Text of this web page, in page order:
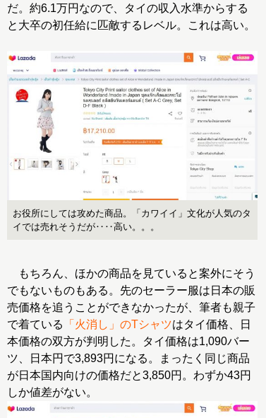
だ。約6.1万円なので、タイの収入水準からする
と大卒の初任給に匹敵するレベル。これは高い。
お役所にしては攻めた商品。「カワイイ」文化が人気のタ
イでは売れそうだが‥‥高い。。。
もちろん、ほかの商品を見ていると案外にそう
でもないものもある。先のセーラー服は日本の販
売価格を追うことができなかったが、筆者も親子
で着ている
「火消し」のTシャツはタイ価格、日
本価格の双方が判明した。タイ価格は1,090バー
ツ、日本円で3,893円になる。まったく同じ商品
が日本国内向けの価格だと3,850円。わずか43円